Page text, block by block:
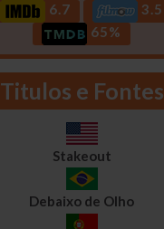
6.7
3.5
65%
Titulos e Fontes
Stakeout
Debaixo de Olho